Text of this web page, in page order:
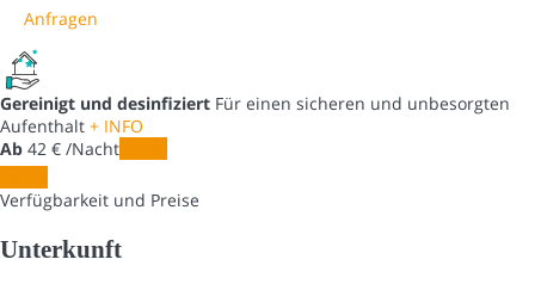
Anfragen
Gereinigt und desinfiziert Für einen sicheren und unbesorgten
Aufenthalt + INFO
Ab 42 € /Nacht
Verfügbarkeit und Preise
Unterkunft